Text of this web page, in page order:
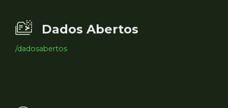
Dados Abertos
/dadosabertos